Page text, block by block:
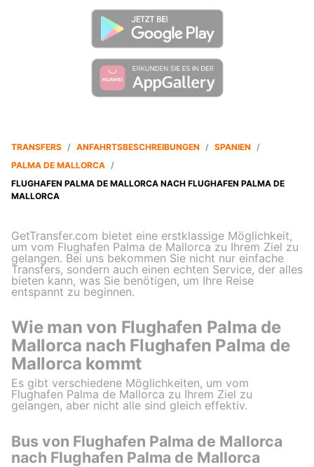
TRANSFERS / ANFAHRTSBESCHREIBUNGEN / SPANIEN /
PALMA DE MALLORCA /
FLUGHAFEN PALMA DE MALLORCA NACH FLUGHAFEN PALMA DE
MALLORCA
GetTransfer.com bietet eine erstklassige Möglichkeit,
um vom Flughafen Palma de Mallorca zu Ihrem Ziel zu
gelangen. Bei uns bekommen Sie nicht nur einfache
Transfers, sondern auch einen echten Service, der alles
bieten kann, was Sie benötigen, um Ihre Reise
entspannt zu beginnen.
Wie man von Flughafen Palma de
Mallorca nach Flughafen Palma de
Mallorca kommt
Es gibt verschiedene Möglichkeiten, um vom
Flughafen Palma de Mallorca zu Ihrem Ziel zu
gelangen, aber nicht alle sind gleich effektiv.
Bus von Flughafen Palma de Mallorca
nach Flughafen Palma de Mallorca